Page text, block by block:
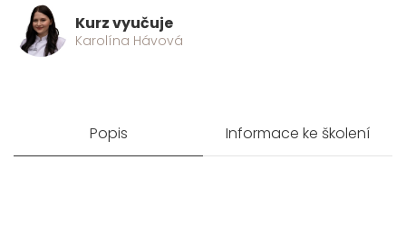
Kurz vyučuje
Karolína Hávová
Popis Informace ke školení